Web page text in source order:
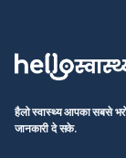
हैलो स्वास्थ्य आपका सबसे
जानकारी दे सके.